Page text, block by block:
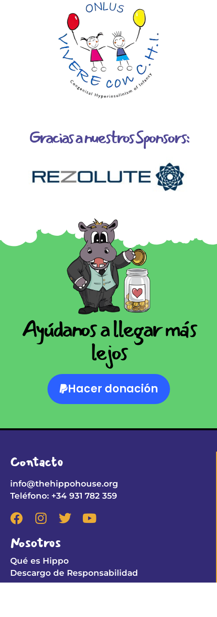
Gracias a nuestros Sponsors:
Ayúdanos a llegar más
lejos
Hacer donación
Contacto
info@thehippohouse.org
Teléfono: +34 931 782 359
Nosotros
Qué es Hippo
Descargo de Responsabilidad